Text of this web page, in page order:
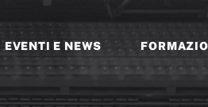
EVENTI E NEWS